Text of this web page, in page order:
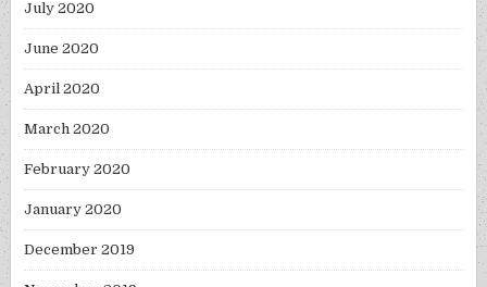
July 2020
June 2020
April 2020
March 2020
February 2020
January 2020
December 2019